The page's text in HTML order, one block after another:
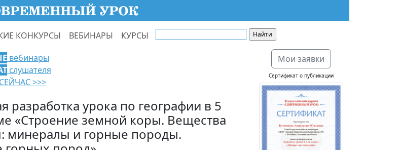
КОНКУРСЫ ВЕБИНАРЫ КУРСЫ
вебинары
слушателя
>>>
разработка урока по географии в 5
«Строение земной коры. Вещества
минералы и горные породы.
Мои заявки
Сертификат о публикации